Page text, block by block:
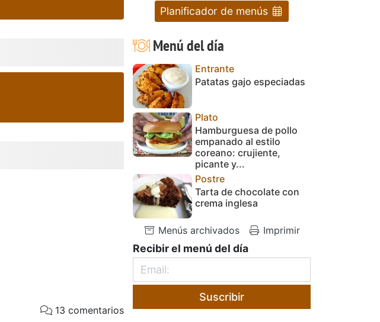
13 comentarios
Planificador de menús
Menú del día
Entrante
Patatas gajo especiadas
Plato
Hamburguesa de pollo
empanado al estilo
coreano: crujiente,
picante y...
Postre
Tarta de chocolate con
crema inglesa
Menús archivados Imprimir
Recibir el menú del día
Suscribir